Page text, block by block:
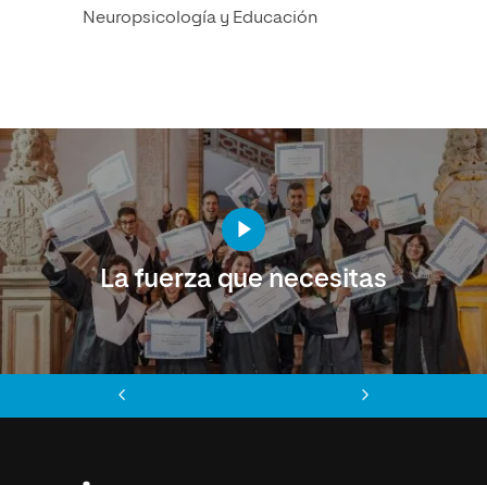
Neuropsicología y Educación
La fuerza que necesitas